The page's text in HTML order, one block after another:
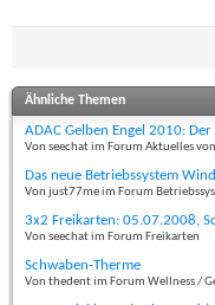
Ähnliche Themen
ADAC Gelben Engel 2010: Der
Von seechat im Forum Aktuelles
Das neue Betriebssystem
Von just77me im Forum
3x2 Freikarten: 05.07.2008,
Von seechat im Forum Freikarten
Schwaben-Therme
Von thedent im Forum Wellness /